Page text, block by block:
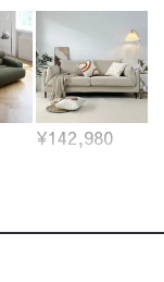
¥142,980